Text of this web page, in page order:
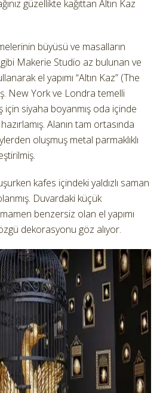
güzellikte kağıttan Altın Kaz
büyüsü ve masalların
Makerie Studio az bulunan ve
el yapımı “Altın Kaz” (The
New York ve Londra temelli
için siyaha boyanmış oda içinde
Alanın tam ortasında
oluşmuş metal parmaklıklı
kafes içindeki yaldızlı saman
Duvardaki küçük
benzersiz olan el yapımı
dekorasyonu göz alıyor.